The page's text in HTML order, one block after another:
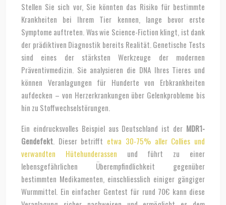
Stellen Sie sich vor, Sie könnten das Risiko für bestimmte
Krankheiten bei Ihrem Tier kennen, lange bevor erste
Symptome auftreten. Was wie Science-Fiction klingt, ist dank
der prädiktiven Diagnostik bereits Realität. Genetische Tests
sind eines der stärksten Werkzeuge der modernen
Präventivmedizin. Sie analysieren die DNA Ihres Tieres und
können Veranlagungen für Hunderte von Erbkrankheiten
aufdecken – von Herzerkrankungen über Gelenkprobleme bis
hin zu Stoffwechselstörungen.
Ein eindrucksvolles Beispiel aus Deutschland ist der MDR1-
Gendefekt. Dieser betrifft etwa 30-75% aller Collies und
verwandten Hütehunderassen und führt zu einer
lebensgefährlichen Überempfindlichkeit gegenüber
bestimmten Medikamenten, einschliesslich einiger gängiger
Wurmmittel. Ein einfacher Gentest für rund 70€ kann diese